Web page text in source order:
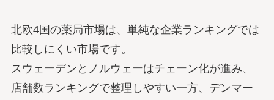
北欧4国の薬局市場は、単純な企業ランキングでは
比較しにくい市場です。
スウェーデンとノルウェーはチェーン化が進み、
店舗数ランキングで整理しやすい一方、デンマー